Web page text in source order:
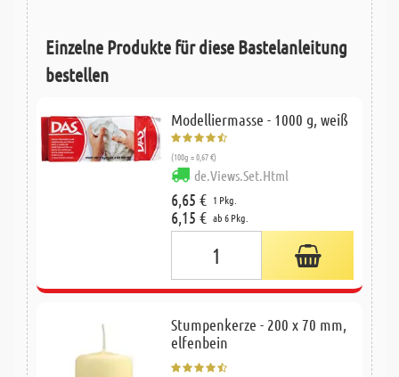
Einzelne Produkte für diese Bastelanleitung
bestellen
Modelliermasse - 1000 g, weiß
(100g = 0,67 €)
de.Views.Set.Html
6,65 € 1 Pkg.
6,15 € ab 6 Pkg.
Stumpenkerze - 200 x 70 mm,
elfenbein